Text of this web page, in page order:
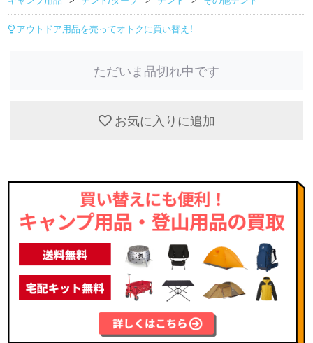
アウトドア用品を売ってオトクに買い替え！
ただいま品切れ中です
お気に入りに追加